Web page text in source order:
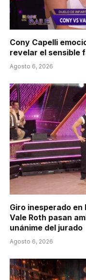
Cony Capelli
revelar el sensible
Agosto 6, 2026
Giro inesperado en
Vale Roth pasan
unánime del jurado
Agosto 6, 2026